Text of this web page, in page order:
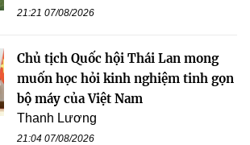
21:21 07/08/2026
Chủ tịch Quốc hội Thái Lan mong
muốn học hỏi kinh nghiệm tinh gọn
bộ máy của Việt Nam
Thanh Lương
21:04 07/08/2026